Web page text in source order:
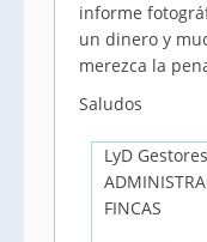
informe
un dinero y
merezca la
Saludos
LyD Gestores
FINCAS